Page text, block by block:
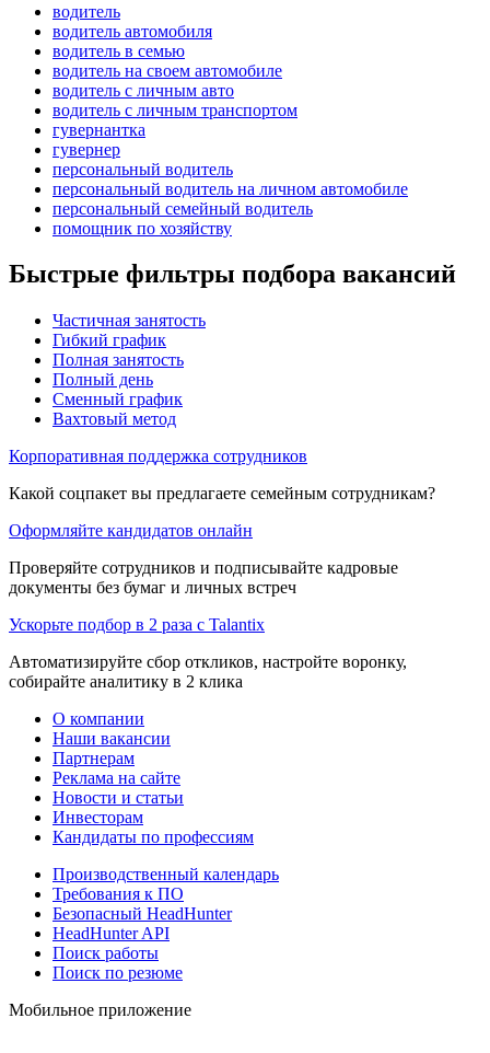
водитель
водитель автомобиля
водитель в семью
водитель на своем автомобиле
водитель с личным авто
водитель с личным транспортом
гувернантка
гувернер
персональный водитель
персональный водитель на личном автомобиле
персональный семейный водитель
помощник по хозяйству
Быстрые фильтры подбора вакансий
Частичная занятость
Гибкий график
Полная занятость
Полный день
Сменный график
Вахтовый метод
Корпоративная поддержка сотрудников
Какой соцпакет вы предлагаете семейным сотрудникам?
Оформляйте кандидатов онлайн
Проверяйте сотрудников и подписывайте кадровые
документы без бумаг и личных встреч
Ускорьте подбор в 2 раза с Talantix
Автоматизируйте сбор откликов, настройте воронку,
собирайте аналитику в 2 клика
О компании
Наши вакансии
Партнерам
Реклама на сайте
Новости и статьи
Инвесторам
Кандидаты по профессиям
Производственный календарь
Требования к ПО
Безопасный HeadHunter
HeadHunter API
Поиск работы
Поиск по резюме
Мобильное приложение